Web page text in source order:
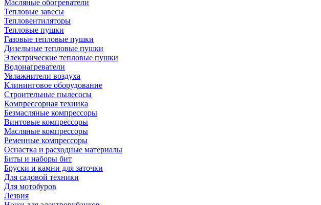
Масляные обогреватели
Тепловые завесы
Тепловентиляторы
Тепловые пушки
Газовые тепловые пушки
Дизельные тепловые пушки
Электрические тепловые пушки
Водонагреватели
Увлажнители воздуха
Клининговое оборудование
Строительные пылесосы
Компрессорная техника
Безмасляные компрессоры
Винтовые компрессоры
Масляные компрессоры
Ременные компрессоры
Оснастка и расходные материалы
Биты и наборы бит
Бруски и камни для заточки
Для садовой техники
Для мотобуров
Лезвия